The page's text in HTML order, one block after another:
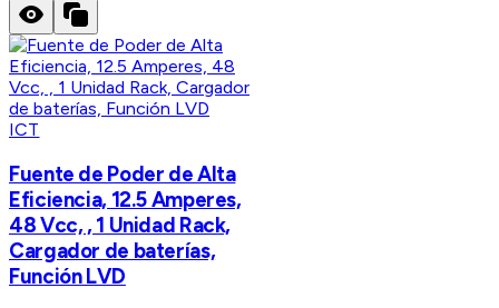
ICT
Fuente de Poder de Alta
Eficiencia, 12.5 Amperes,
48 Vcc, , 1 Unidad Rack,
Cargador de baterías,
Función LVD